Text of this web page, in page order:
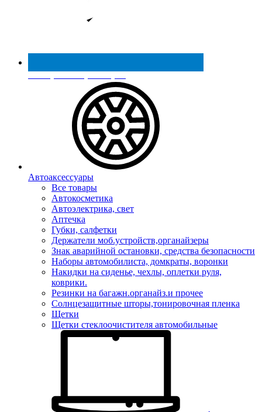
Реестр МинПромТорга
Автоаксессуары
Все товары
Автокосметика
Автоэлектрика, свет
Аптечка
Губки, салфетки
Держатели моб.устройств,органайзеры
Знак аварийной остановки, средства безопасности
Наборы автомобилиста, домкраты, воронки
Накидки на сиденье, чехлы, оплетки руля,
коврики.
Резинки на багажн.органайз.и прочее
Солнцезащитные шторы,тонировочная пленка
Щетки
Щетки стеклоочистителя автомобильные